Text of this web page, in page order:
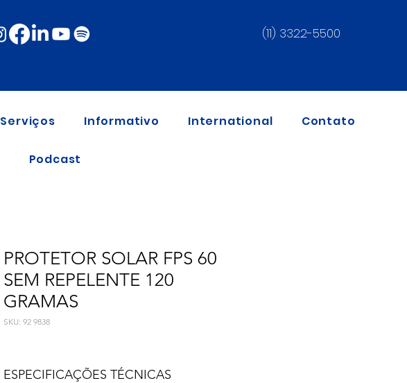
(11) 3322-5500
Serviços Informativo International Contato
Podcast
PROTETOR SOLAR FPS 60
SEM REPELENTE 120
GRAMAS
SKU: 92 9838
ESPECIFICAÇÕES TÉCNICAS